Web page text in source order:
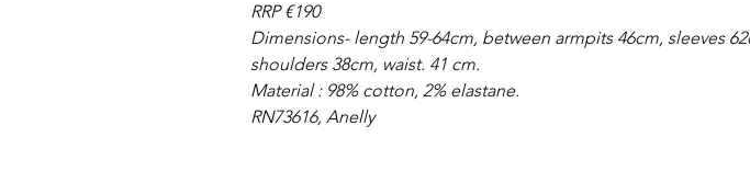
RRP €190
Dimensions- length 59-64cm, between armpits 46cm, sleeves
shoulders 38cm, waist. 41 cm.
Material : 98% cotton, 2% elastane.
RN73616, Anelly